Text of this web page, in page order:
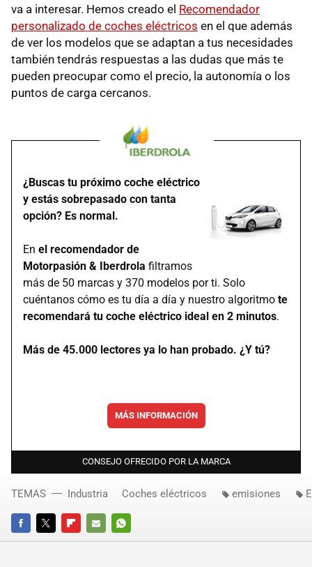
va a interesar. Hemos creado el Recomendador
personalizado de coches eléctricos en el que además
de ver los modelos que se adaptan a tus necesidades
también tendrás respuestas a las dudas que más te
pueden preocupar como el precio, la autonomía o los
puntos de carga cercanos.
¿Buscas tu próximo coche eléctrico
y estás sobrepasado con tanta
opción? Es normal.
En el recomendador de
Motorpasión & Iberdrola filtramos
más de 50 marcas y 370 modelos por ti. Solo
cuéntanos cómo es tu día a día y nuestro algoritmo te
recomendará tu coche eléctrico ideal en 2 minutos.
Más de 45.000 lectores ya lo han probado. ¿Y tú?
MÁS INFORMACIÓN
CONSEJO OFRECIDO POR LA MARCA
FACEBOOKTWITTERFLIPBOARD
E-
WHATSAPP
TEMAS Industria Coches eléctricos emisiones